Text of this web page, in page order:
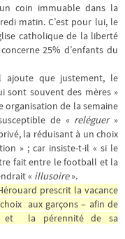
coin immuable dans la
matin. C’est pour lui, le
catholique de la liberté
25% d’enfants du
que justement, le
sont souvent des mères »
organisation de la semaine
de « reléguer»
la réduisant à un choix
» ; car insiste-t-il « si le
fait entre le football et la
« illusoire».
prescrit la vacance
aux garçons – afin de
et la pérennité de sa